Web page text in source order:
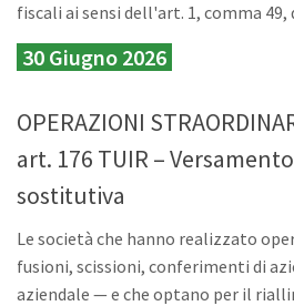
fiscali ai sensi dell'art. 1, comma 49,
30 Giugno 2026
OPERAZIONI
art. 176 TUIR –
sostitutiva
Le società che hanno realizzato
fusioni, scissioni, conferimenti di
aziendale — e che optano per il